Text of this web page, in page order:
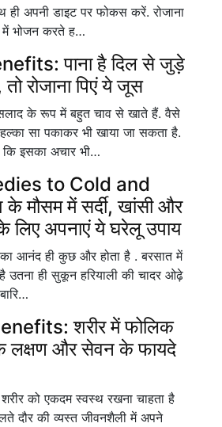
अपनी डाइट पर फोकस करें. रोजाना
में भोजन करते ह…
पाना है दिल से जुड़े
तो रोजाना पिएं ये जूस
के रूप में बहुत चाव से खाते हैं. वैसे
सा पकाकर भी खाया जा सकता है.
इसका अचार भी…
to Cold and
मौसम में सर्दी, खांसी और
अपनाएं ये घरेलू उपाय
का आनंद ही कुछ और होता है . बरसात में
उतना ही सुकून हरियाली की चादर ओढ़े
शरीर में फोलिक
लक्षण और सेवन के फायदे
को एकदम स्वस्थ रखना चाहता है
दौर की व्यस्त जीवनशैली में अपने